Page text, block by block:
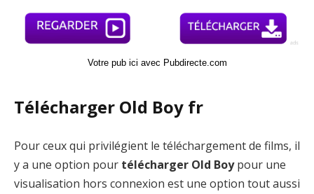
Votre pub ici avec Pubdirecte.com
Télécharger Old Boy fr
Pour ceux qui privilégient le téléchargement de films, il
y a une option pour télécharger Old Boypour une
visualisation hors connexion est une option tout aussi